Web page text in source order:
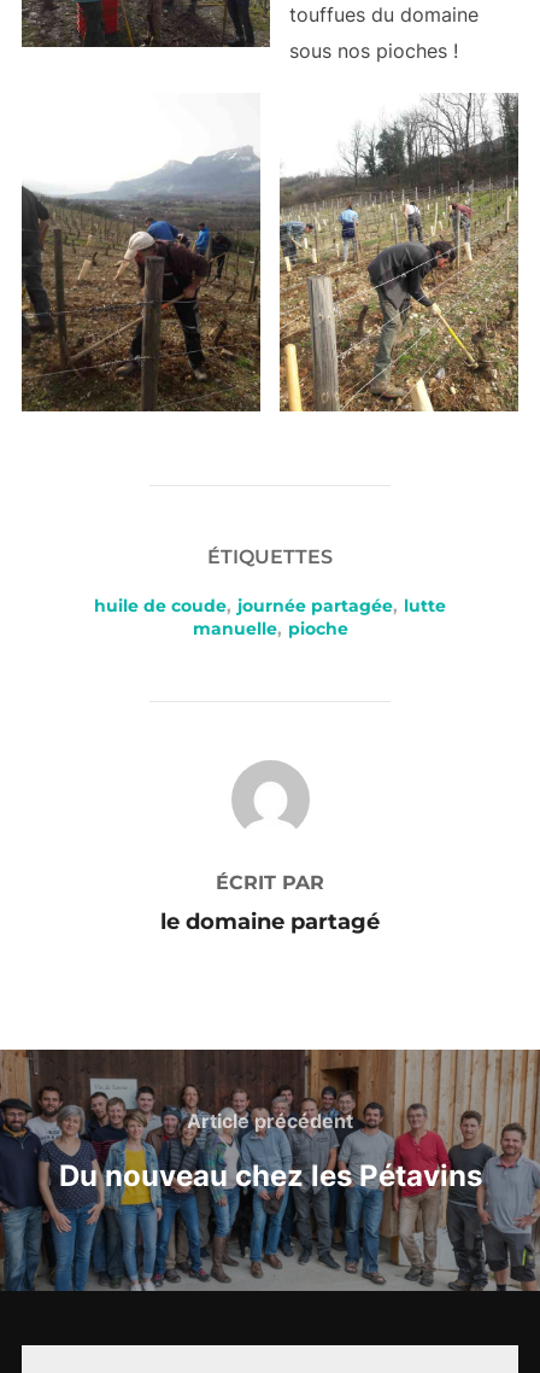
touffues du domaine
sous nos pioches !
ÉTIQUETTES
huile de coude, journée partagée, lutte
manuelle, pioche
AUTEUR DE LA PUBLICATION
ÉCRIT PAR
le domaine partagé
Navigation
de
l’article
Article
précédent
Article précédent
Du nouveau chez les Pétavins